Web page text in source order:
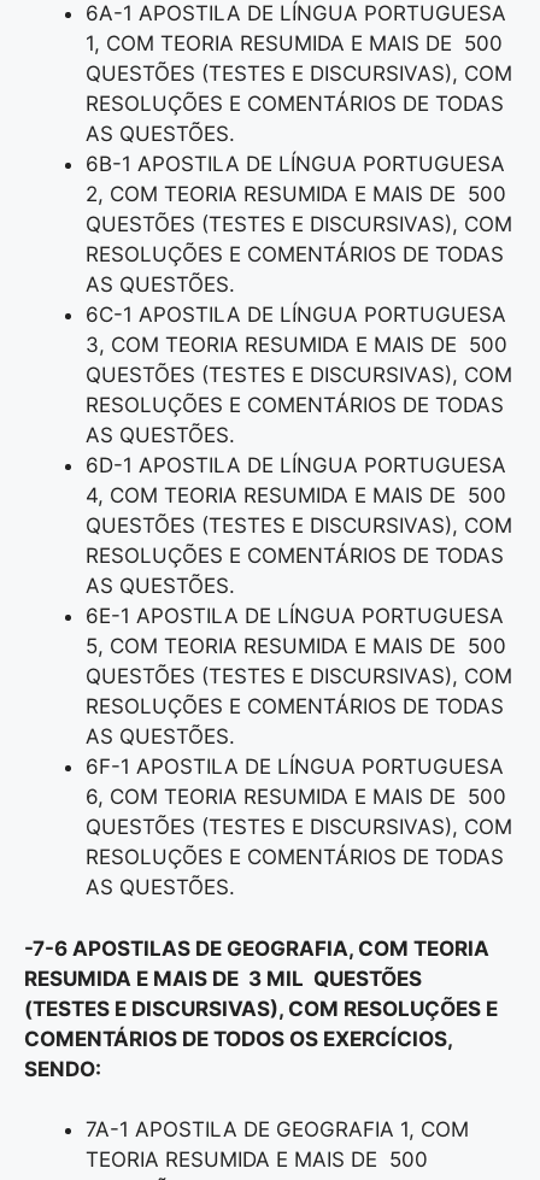
6A-1 APOSTILA DE LÍNGUA PORTUGUESA
1, COM TEORIA RESUMIDA E MAIS DE 500
QUESTÕES (TESTES E DISCURSIVAS), COM
RESOLUÇÕES E COMENTÁRIOS DE TODAS
AS QUESTÕES.
6B-1 APOSTILA DE LÍNGUA PORTUGUESA
2, COM TEORIA RESUMIDA E MAIS DE 500
QUESTÕES (TESTES E DISCURSIVAS), COM
RESOLUÇÕES E COMENTÁRIOS DE TODAS
AS QUESTÕES.
6C-1 APOSTILA DE LÍNGUA PORTUGUESA
3, COM TEORIA RESUMIDA E MAIS DE 500
QUESTÕES (TESTES E DISCURSIVAS), COM
RESOLUÇÕES E COMENTÁRIOS DE TODAS
AS QUESTÕES.
6D-1 APOSTILA DE LÍNGUA PORTUGUESA
4, COM TEORIA RESUMIDA E MAIS DE 500
QUESTÕES (TESTES E DISCURSIVAS), COM
RESOLUÇÕES E COMENTÁRIOS DE TODAS
AS QUESTÕES.
6E-1 APOSTILA DE LÍNGUA PORTUGUESA
5, COM TEORIA RESUMIDA E MAIS DE 500
QUESTÕES (TESTES E DISCURSIVAS), COM
RESOLUÇÕES E COMENTÁRIOS DE TODAS
AS QUESTÕES.
6F-1 APOSTILA DE LÍNGUA PORTUGUESA
6, COM TEORIA RESUMIDA E MAIS DE 500
QUESTÕES (TESTES E DISCURSIVAS), COM
RESOLUÇÕES E COMENTÁRIOS DE TODAS
AS QUESTÕES.
-7-6 APOSTILAS DE GEOGRAFIA, COM TEORIA
RESUMIDA E MAIS DE 3 MIL QUESTÕES
(TESTES E DISCURSIVAS), COM RESOLUÇÕES E
COMENTÁRIOS DE TODOS OS EXERCÍCIOS,
SENDO:
7A-1 APOSTILA DE GEOGRAFIA 1, COM
TEORIA RESUMIDA E MAIS DE 500